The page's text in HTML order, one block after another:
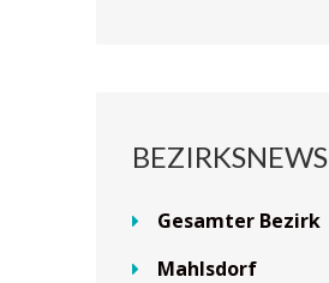
BEZIRKSNEWS
Gesamter Bezirk
Mahlsdorf